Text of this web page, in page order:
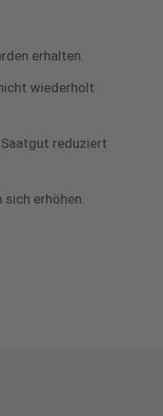
erhalten.
wiederholt
reduziert
sich erhöhen.